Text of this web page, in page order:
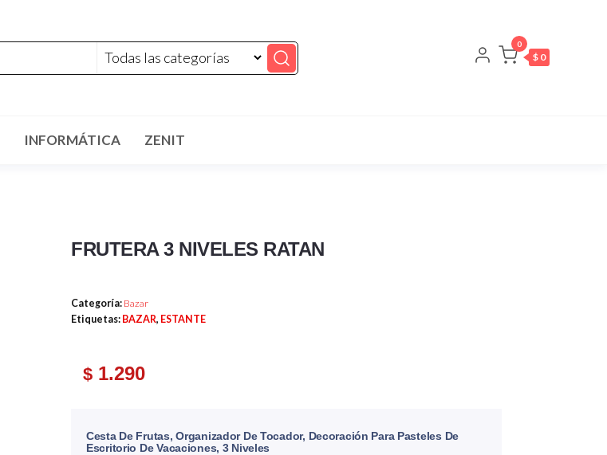
0
$ 0
INFORMÁTICA ZENIT
FRUTERA 3 NIVELES RATAN
Categoría: Bazar
Etiquetas: BAZAR, ESTANTE
$ 1.290
Cesta De Frutas, Organizador De Tocador, Decoración Para Pasteles De
Escritorio De Vacaciones, 3 Niveles